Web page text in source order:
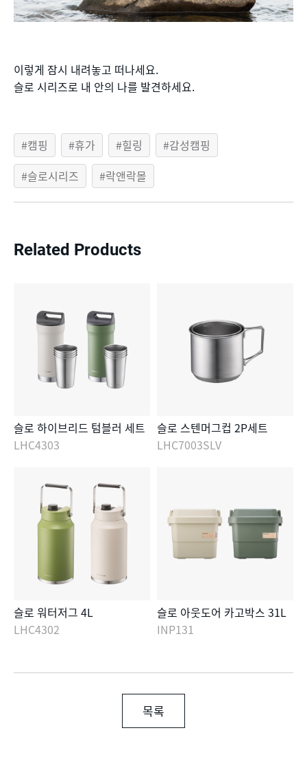
이렇게 잠시 내려놓고 떠나세요.
슬로 시리즈로 내 안의 나를 발견하세요.
캠핑 휴가 힐링
감성캠핑
슬로시리즈
락앤락몰
Related Products
슬로 하이브리드 텀블러 세트
LHC4303
슬로 스텐머그컵 2P세트
LHC7003SLV
슬로 워터저그 4L
LHC4302
슬로 아웃도어 카고박스 31L
INP131
목록